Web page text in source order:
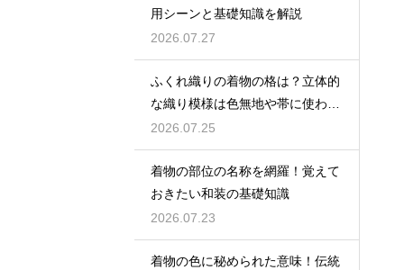
用シーンと基礎知識を解説
2026.07.27
ふくれ織りの着物の格は？立体的
な織り模様は色無地や帯に使われ
格は控えめ
2026.07.25
着物の部位の名称を網羅！覚えて
おきたい和装の基礎知識
2026.07.23
着物の色に秘められた意味！伝統